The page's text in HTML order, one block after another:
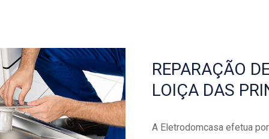
REPARAÇÃO
LOIÇA DAS
A Eletrodomcasa efetua